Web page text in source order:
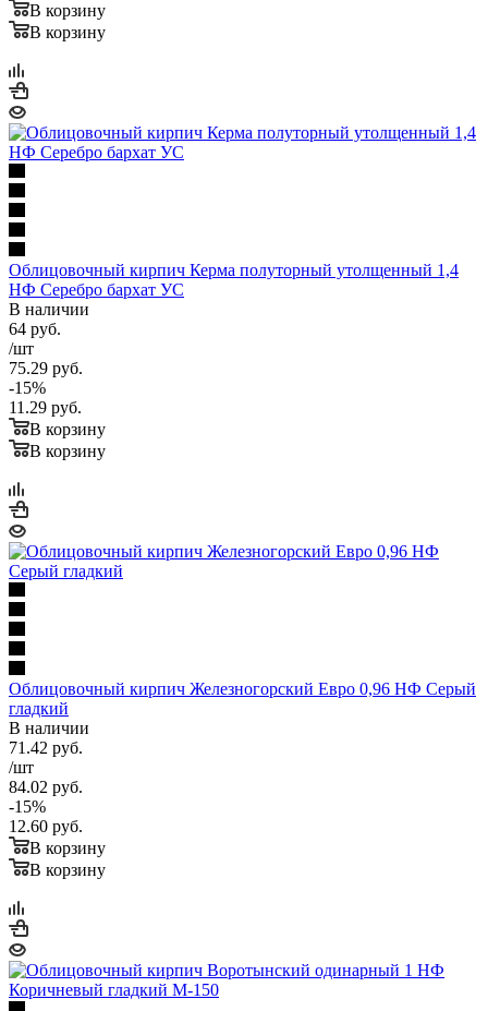
В корзину
В корзину
Облицовочный кирпич Керма полуторный утолщенный 1,4
НФ Серебро бархат УС
В наличии
64 руб.
/шт
75.29 руб.
-15%
11.29 руб.
В корзину
В корзину
Облицовочный кирпич Железногорский Евро 0,96 НФ Серый
гладкий
В наличии
71.42 руб.
/шт
84.02 руб.
-15%
12.60 руб.
В корзину
В корзину